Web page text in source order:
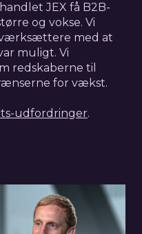
JEX få B2B-
og vokse. Vi
med at
muligt. Vi
redskaberne til
for vækst.
udfordringer.